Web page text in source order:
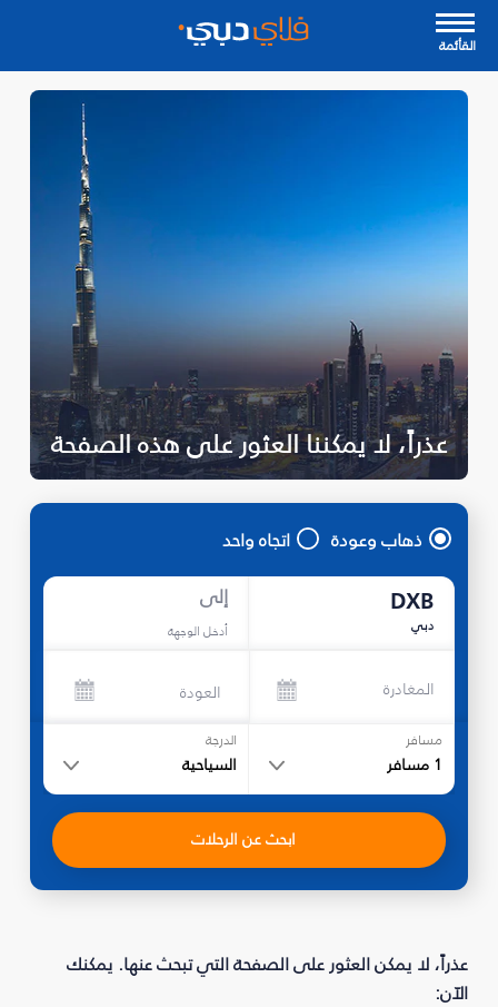
القأئمة
عذراً، لا يمكننا العثور على هذه الصفحة
ذهاب وعودة اتجاه واحد
DXB
دبي
إلى
أدخل الوجهة
المغادرة العودة
مسافر
1 مسافر
الدرجة
السياحية
ابحث عن الرحلات
عذراً، لا يمكن العثور على الصفحة التي تبحث عنها. يمكنك
الآن: